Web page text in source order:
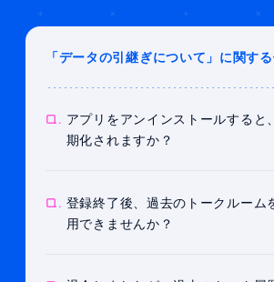
「データの引継ぎについて」に関す
Q. アプリをアンインストールすると
期化されますか？
Q. 登録終了後、過去のトークルーム
用できませんか？